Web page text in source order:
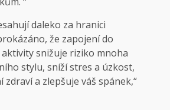
daleko za hranici
že zapojení do
snižuje riziko mnoha
stylu, sníží stres a úzkost,
a zlepšuje váš spánek,“